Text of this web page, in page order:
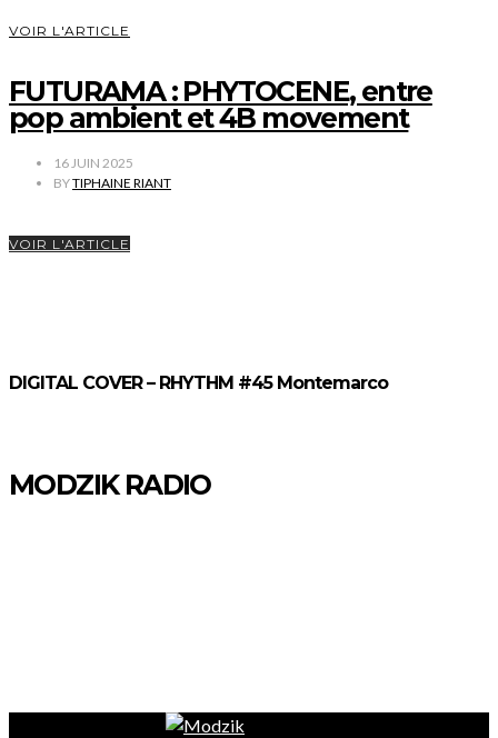
VOIR L'ARTICLE
FUTURAMA : PHYTOCENE, entre
pop ambient et 4B movement
16 JUIN 2025
BYTIPHAINE RIANT
VOIR L'ARTICLE
DIGITAL COVER – RHYTHM #45 Montemarco
MODZIK RADIO